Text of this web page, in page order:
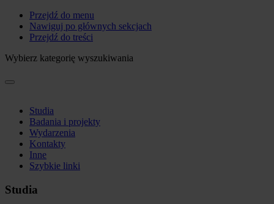
Przejdź do menu
Nawiguj po głównych sekcjach
Przejdź do treści
Wybierz kategorię wyszukiwania
Studia
Badania i projekty
Wydarzenia
Kontakty
Inne
Szybkie linki
Studia